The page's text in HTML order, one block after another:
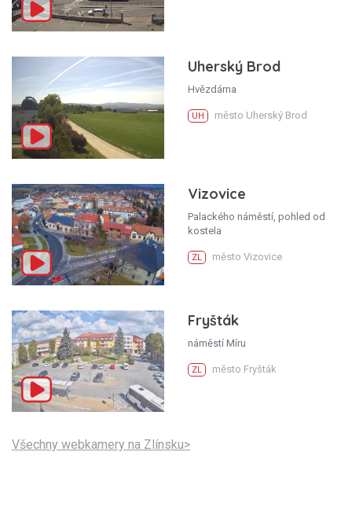
Uherský Brod
Hvězdárna
UH město Uherský Brod
Vizovice
Palackého náměstí, pohled od
kostela
ZL město Vizovice
Fryšták
náměstí Míru
ZL město Fryšták
Všechny webkamery na Zlínsku>